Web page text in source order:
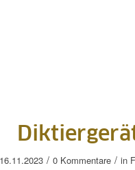
16.11.2023 / 0 Kommentare / in